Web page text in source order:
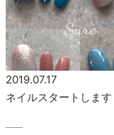
2019.07.17
ネイルスタートします